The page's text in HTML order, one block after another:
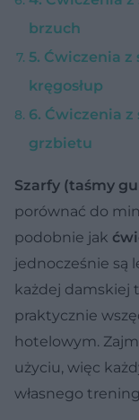
brzuch
5. Ćwiczenia
kręgosłup
6. Ćwiczenia
grzbietu
Szarfy (taśmy
porównać do
podobnie jak
jednocześnie są
każdej damskiej
praktycznie
hotelowym.
użyciu, więc
własnego